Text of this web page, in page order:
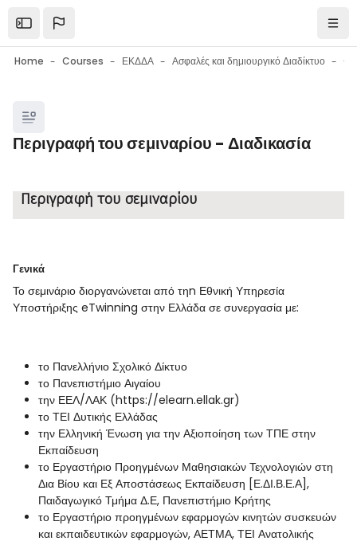
Open the sidebar
Home Courses ΕΚΔΔΑ Ασφαλές και δημιουργικό Διαδίκτυο
Blocks
Περιγραφή του σεμιναρίου - Διαδικασία
Blocks
Περιγραφή του σεμιναρίου
Γενικά
Το σεμινάριο διοργανώνεται από τηn Εθνική Υπηρεσία
Υποστήριξης eTwinning στην Ελλάδα σε συνεργασία με:
το Πανελλήνιο Σχολικό Δίκτυο
το Πανεπιστήμιο Αιγαίου
την ΕΕΛ/ΛΑΚ (https://elearn.ellak.gr)
το ΤΕΙ Δυτικής Ελλάδας
την Ελληνική Ένωση για την Αξιοποίηση των ΤΠΕ στην
Εκπαίδευση
το Εργαστήριο Προηγμένων Μαθησιακών Τεχνολογιών στη
Δια Βίου και Εξ Αποστάσεως Εκπαίδευση [Ε.ΔΙ.Β.Ε.Α],
Παιδαγωγικό Τμήμα Δ.Ε, Πανεπιστήμιο Κρήτης
το Εργαστήριο προηγμένων εφαρμογών κινητών συσκευών
και εκπαιδευτικών εφαρμογών, ΑΕΤΜΑ, ΤΕΙ Ανατολικής